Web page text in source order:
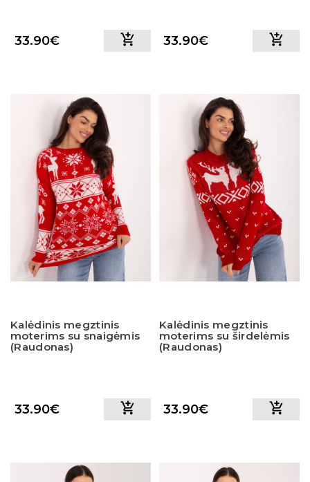
33.90€ 33.90€
Kalėdinis megztinis
moterims su snaigėmis
(Raudonas)
33.90€
Kalėdinis megztinis
moterims su širdelėmis
(Raudonas)
33.90€